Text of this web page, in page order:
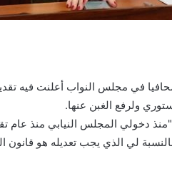
في مجلس النواب أعلنت فيه
ولرفع الغبن عنها.
"منذ دخولي المجلس النيابي منذ عام
بالنسبة لي الذي يجب تعديله هو قانون